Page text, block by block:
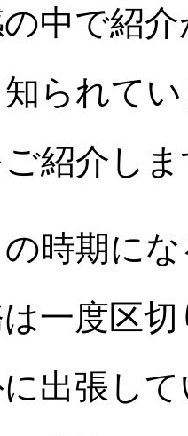
中で紹
知られて
紹介しま
の時期に
一度区
出張し